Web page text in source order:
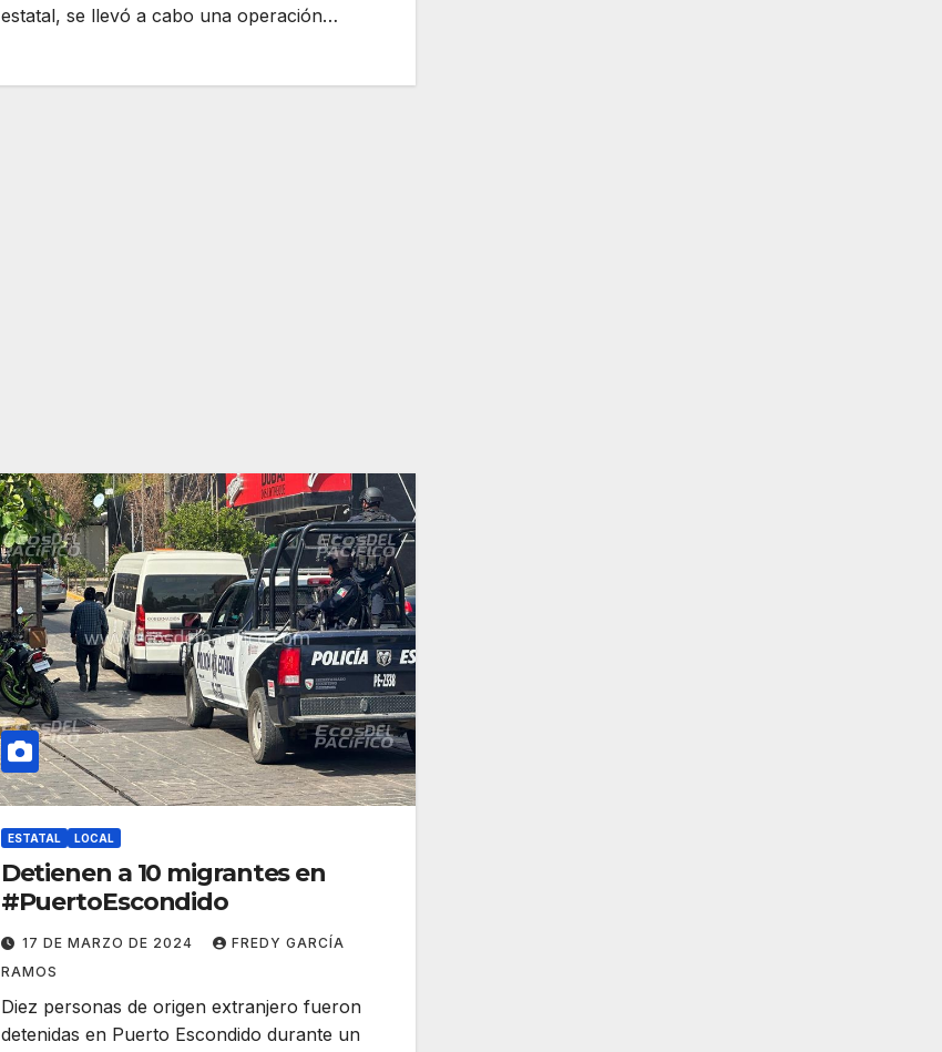
estatal, se llevó a cabo una operación…
ESTATAL LOCAL
Detienen a 10 migrantes en
#PuertoEscondido
17 DE MARZO DE 2024
FREDY GARCÍA
RAMOS
Diez personas de origen extranjero fueron
detenidas en Puerto Escondido durante un